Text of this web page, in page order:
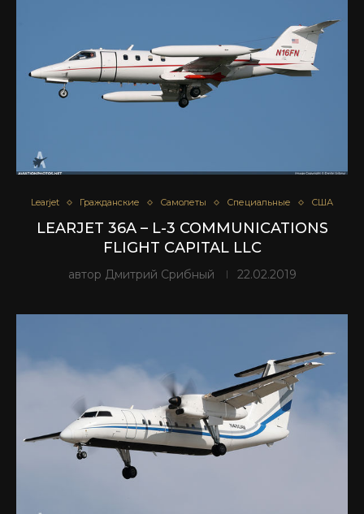
Learjet Гражданские Самолеты Специальные США
LEARJET 36A – L-3 COMMUNICATIONS
FLIGHT CAPITAL LLC
автор Дмитрий Срибный 22.02.2019